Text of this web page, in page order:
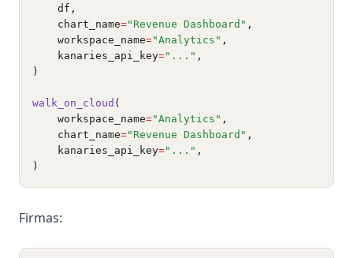
    df,
    chart_name
="Revenue Dashboard" ,
    workspace_name
="Analytics" ,
    kanaries_api_key
="..." ,
)
walk_on_cloud (
    workspace_name
="Analytics" ,
    chart_name
="Revenue Dashboard" ,
    kanaries_api_key
="..." ,
)
Firmas: